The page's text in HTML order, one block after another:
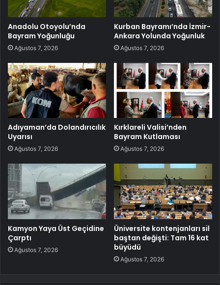
Anadolu Otoyolu’nda
Bayram Yoğunluğu
Ağustos 7, 2026
Kurban Bayramı’nda İzmir-
Ankara Yolunda Yoğunluk
Ağustos 7, 2026
Adıyaman’da Dolandırıcılık
Uyarısı
Ağustos 7, 2026
Kırklareli Valisi’nden
Bayram Kutlaması
Ağustos 7, 2026
Kamyon Yaya Üst Geçidine
Çarptı
Ağustos 7, 2026
Üniversite kontenjanları sil
baştan değişti: Tam 16 kat
büyüdü
Ağustos 7, 2026